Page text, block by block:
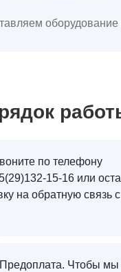
по телефону
15-16 или
на обратную связь
Предоплата. Чтобы мы